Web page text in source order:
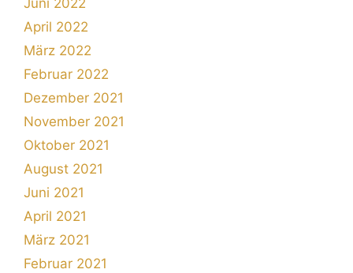
Juni 2022
April 2022
März 2022
Februar 2022
Dezember 2021
November 2021
Oktober 2021
August 2021
Juni 2021
April 2021
März 2021
Februar 2021